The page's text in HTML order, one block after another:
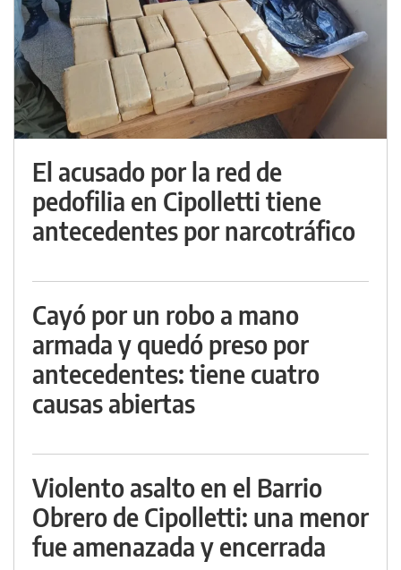
El acusado por la red de
pedofilia en Cipolletti tiene
antecedentes por narcotráfico
Cayó por un robo a mano
armada y quedó preso por
antecedentes: tiene cuatro
causas abiertas
Violento asalto en el Barrio
Obrero de Cipolletti: una menor
fue amenazada y encerrada